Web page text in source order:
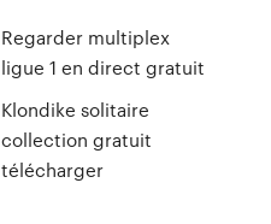
Regarder multiplex
ligue 1 en direct gratuit
Klondike solitaire
collection gratuit
télécharger